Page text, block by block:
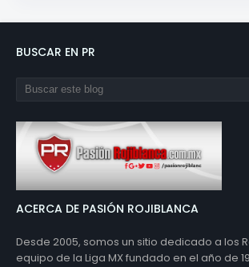
BUSCAR EN PR
ACERCA DE PASIÓN ROJIBLANCA
Desde 2005, somos un sitio dedicado a los
equipo de la Liga MX fundado en el año de